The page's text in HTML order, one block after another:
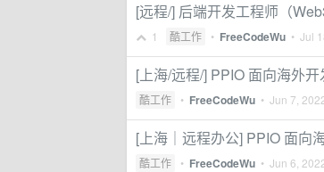
[远程/] 后端开发工程师（
1 酷工作 • FreeCodeWu • Jul
[上海/远程/] PPIO 面向海外
酷工作 • FreeCodeWu • Jun 7,
[上海｜远程办公] PPIO 面向
酷工作 • FreeCodeWu • Jun 6,